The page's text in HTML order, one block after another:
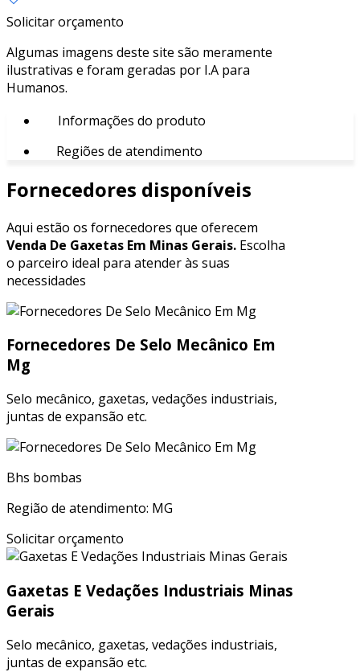
Solicitar orçamento
Algumas imagens deste site são meramente
ilustrativas e foram geradas por I.A para
Humanos.
Informações do produto
Regiões de atendimento
Fornecedores disponíveis
Aqui estão os fornecedores que oferecem
Venda De Gaxetas Em Minas Gerais. Escolha
o parceiro ideal para atender às suas
necessidades
Fornecedores De Selo Mecânico Em
Mg
Selo mecânico, gaxetas, vedações industriais,
juntas de expansão etc.
Bhs bombas
Região de atendimento: MG
Solicitar orçamento
Gaxetas E Vedações Industriais Minas
Gerais
Selo mecânico, gaxetas, vedações industriais,
juntas de expansão etc.